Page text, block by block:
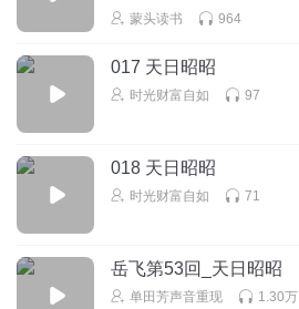
蒙头读书 964
017 天日昭昭
时光财富自如 97
018 天日昭昭
时光财富自如 71
岳飞第53回_天日昭昭
单田芳声音重现 1.30万